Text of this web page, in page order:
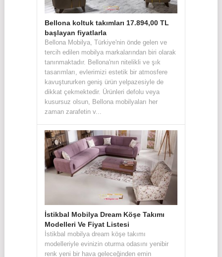
Bellona koltuk takımları 17.894,00 TL
başlayan fiyatlarla
Bellona Mobilya, Türkiye'nin önde gelen ve
tercih edilen mobilya markalarından biri olarak
tanınmaktadır. Bellona'nın nitelikli ve şık
tasarımları, evlerimizi estetik bir atmosfere
kavuştururken geniş ürün yelpazesiyle de
dikkat çekmektedir. Ürünleri defolu veya
kusursuz olsun, Bellona mobilyaları her
zaman zarafetin v...
İstikbal Mobilya Dream Köşe Takımı
Modelleri Ve Fiyat Listesi
İstikbal mobilya dream köşe takımı
modelleriyle evinizin oturma odasını yenibir
renk yeni bir hava geleceğinden emin